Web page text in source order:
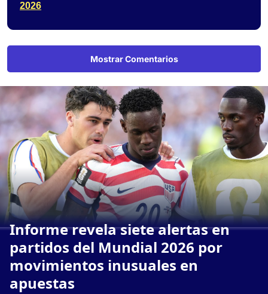
2026
Mostrar Comentarios
Informe revela siete alertas en
partidos del Mundial 2026 por
movimientos inusuales en
apuestas